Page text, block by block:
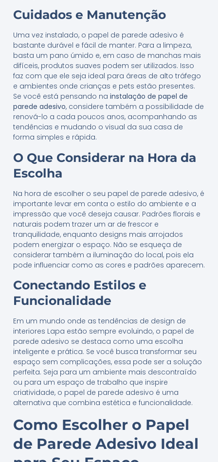
Cuidados e Manutenção
Uma vez instalado, o papel de parede adesivo é
bastante durável e fácil de manter. Para a limpeza,
basta um pano úmido e, em caso de manchas mais
difíceis, produtos suaves podem ser utilizados. Isso
faz com que ele seja ideal para áreas de alto tráfego
e ambientes onde crianças e pets estão presentes.
Se você está pensando na instalação de papel de
parede adesivo, considere também a possibilidade de
renová-lo a cada poucos anos, acompanhando as
tendências e mudando o visual da sua casa de
forma simples e rápida.
O Que Considerar na Hora da
Escolha
Na hora de escolher o seu papel de parede adesivo, é
importante levar em conta o estilo do ambiente e a
impressão que você deseja causar. Padrões florais e
naturais podem trazer um ar de frescor e
tranquilidade, enquanto designs mais arrojados
podem energizar o espaço. Não se esqueça de
considerar também a iluminação do local, pois ela
pode influenciar como as cores e padrões aparecem.
Conectando Estilos e
Funcionalidade
Em um mundo onde as tendências de design de
interiores Lapa estão sempre evoluindo, o papel de
parede adesivo se destaca como uma escolha
inteligente e prática. Se você busca transformar seu
espaço sem complicações, essa pode ser a solução
perfeita. Seja para um ambiente mais descontraído
ou para um espaço de trabalho que inspire
criatividade, o papel de parede adesivo é uma
alternativa que combina estética e funcionalidade.
Como Escolher o Papel
de Parede Adesivo Ideal